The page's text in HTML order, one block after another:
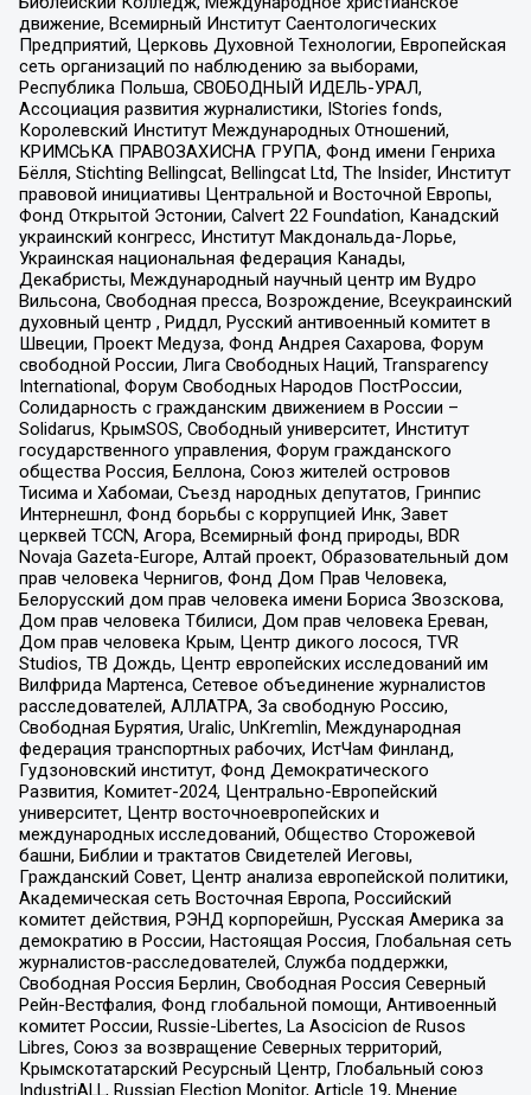
движение, Всемирный Институт Саентологических
Предприятий, Церковь Духовной Технологии, Европейская
сеть организаций по наблюдению за выборами,
Республика Польша, СВОБОДНЫЙ ИДЕЛЬ-УРАЛ,
Ассоциация развития журналистики, IStories fonds,
Королевский Институт Международных Отношений,
КРИМСЬКА ПРАВОЗАХИСНА ГРУПА, Фонд имени Генриха
Бёлля, Stichting Bellingcat, Bellingcat Ltd, The Insider, Институт
правовой инициативы Центральной и Восточной Европы,
Фонд Открытой Эстонии, Calvert 22 Foundation, Канадский
украинский конгресс, Институт Макдональда-Лорье,
Украинская национальная федерация Канады,
Декабристы, Международный научный центр им Вудро
Вильсона, Свободная пресса, Возрождение, Всеукраинский
духовный центр , Риддл, Русский антивоенный комитет в
Швеции, Проект Медуза, Фонд Андрея Сахарова, Форум
свободной России, Лига Свободных Наций, Transparеncy
International, Форум Свободных Народов ПостРоссии,
Солидарность с гражданским движением в России –
Solidarus, КрымSOS, Свободный университет, Институт
государственного управления, Форум гражданского
общества Россия, Беллона, Союз жителей островов
Тисима и Хабомаи, Съезд народных депутатов, Гринпис
Интернешнл, Фонд борьбы с коррупцией Инк, Завет
церквей TCCN, Агора, Всемирный фонд природы, BDR
Novaja Gazeta-Europe, Алтай проект, Образовательный дом
прав человека Чернигов, Фонд Дом Прав Человека,
Белорусский дом прав человека имени Бориса Звозскова,
Дом прав человека Тбилиси, Дом прав человека Ереван,
Дом прав человека Крым, Центр дикого лосося, TVR
Studios, ТВ Дождь, Центр европейских исследований им
Вилфрида Мартенса, Сетевое объединение журналистов
расследователей, АЛЛАТРА, За свободную Россию,
Свободная Бурятия, Uralic, UnKremlin, Международная
федерация транспортных рабочих, ИстЧам Финланд,
Гудзоновский институт, Фонд Демократического
Развития, Комитет-2024, Центрально-Европейский
университет, Центр восточноевропейских и
международных исследований, Общество Сторожевой
башни, Библии и трактатов Свидетелей Иеговы,
Гражданский Совет, Центр анализа европейской политики,
Академическая сеть Восточная Европа, Российский
комитет действия, РЭНД корпорейшн, Русская Америка за
демократию в России, Настоящая Россия, Глобальная сеть
журналистов-расследователей, Служба поддержки,
Свободная Россия Берлин, Свободная Россия Северный
Рейн-Вестфалия, Фонд глобальной помощи, Антивоенный
комитет России, Russie-Libertes, La Asocicion de Rusos
Libres, Союз за возвращение Северных территорий,
Крымскотатарский Ресурсный Центр, Глобальный союз
IndustriALL, Russian Election Monitor, Article 19, Мнение